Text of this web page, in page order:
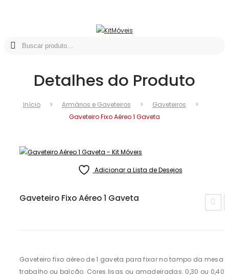
Detalhes do Produto
Início > Armários e Gaveteiros > Gaveteiros
>
Gaveteiro Fixo Aéreo 1 Gaveta
Adicionar a Lista de Desejos
Fixo
Aér
Gaveteiro Fixo Aéreo 1 Gaveta
Gaveteiro fixo aéreo de 1 gaveta para fixar no tampo da mesa
trabalho ou balcão. Cores lisas ou amadeiradas. 0,30 ou 0,40